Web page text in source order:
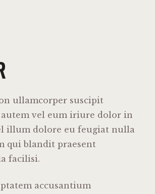
ullamcorper suscipit
vel eum iriure dolor in
illum dolore eu feugiat nulla
qui blandit praesent
facilisi.
accusantium